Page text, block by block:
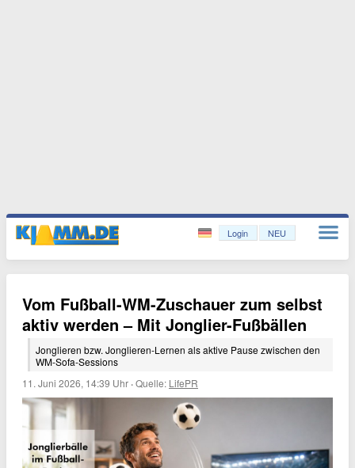
Login NEU
Vom Fußball-WM-Zuschauer zum selbst
aktiv werden – Mit Jonglier-Fußbällen
Jonglieren bzw. Jonglieren-Lernen als aktive Pause zwischen den
WM-Sofa-Sessions
11. Juni 2026, 14:39 Uhr ·Quelle: LifePR